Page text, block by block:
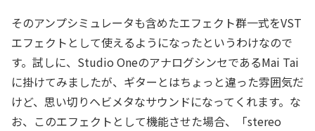
そのアンプシミュレータも含めたエフェクト群一式をVST
エフェクトとして使えるようになったというわけなので
す。試しに、Studio OneのアナログシンセであるMai Tai
に掛けてみましたが、ギターとはちょっと違った雰囲気だ
けど、思い切りヘビメタなサウンドになってくれます。な
お、このエフェクトとして機能させた場合、「stereo